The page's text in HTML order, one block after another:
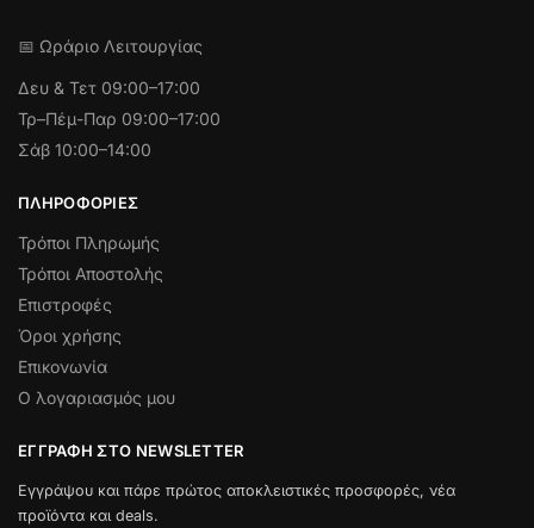
📅 Ωράριο Λειτουργίας
Δευ & Τετ 09:00–17:00
Τρ–Πέμ-Παρ 09:00–17:00
Σάβ 10:00–14:00
ΠΛΗΡΟΦΟΡΊΕΣ
Τρόποι Πληρωμής
Τρόποι Αποστολής
Επιστροφές
Όροι χρήσης
Επικονωνία
Ο λογαριασμός μου
ΕΓΓΡΑΦΉ ΣΤΟ NEWSLETTER
Εγγράψου και πάρε πρώτος αποκλειστικές προσφορές, νέα
προϊόντα και deals.